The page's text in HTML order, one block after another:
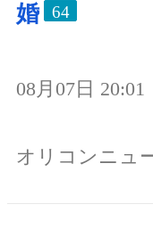
婚
64
08月07日 20:01
オリコンニュ